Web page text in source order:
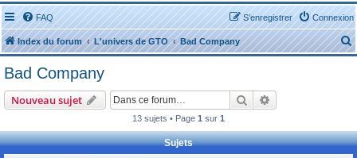
FAQ Connexion
S’enregistrer
Index du forum L'univers de GTO Bad Company
e
r
Bad Company
Nouveau sujet Rechercher
13 sujets • Page 1 sur 1
Sujets